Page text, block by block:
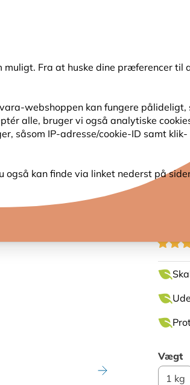
Fra at huske dine præferencer til
webshoppen kan fungere
alle, bruger vi også analytiske
såsom IP-adresse/cookie-ID samt
kan finde via linket nederst på
DYR PLANTEFRØ
Vægt
1 kg